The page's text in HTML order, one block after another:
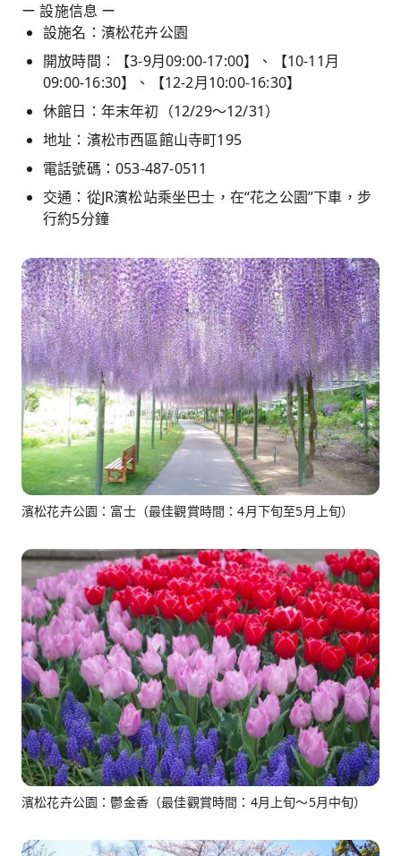
ー 設施信息 ー
設施名：濱松花卉公園
開放時間：【3-9月09:00-17:00】、【10-11月
09:00-16:30】、【12-2月10:00-16:30】
休館日：年末年初（12/29～12/31）
地址：濱松市西區館山寺町195
電話號碼：053-487-0511
交通：從JR濱松站乘坐巴士，在“花之公園”下車，步
行約5分鐘
濱松花卉公園：富士（最佳觀賞時間：4月下旬至5月上旬）
濱松花卉公園：鬱金香（最佳觀賞時間：4月上旬～5月中旬）